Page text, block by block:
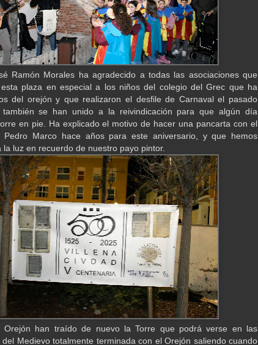
Ramón Morales ha agradecido a todas las asociaciones que
plaza en especial a los niños del colegio del Grec que ha
del orejón y que realizaron el desfile de Carnaval el pasado
se han unido a la reivindicación para que algún día
en pie. Ha explicado el motivo de hacer una pancarta con el
Pedro Marco hace años para este aniversario, y que hemos
la luz en recuerdo de nuestro payo pintor.
Orejón han traído de nuevo la Torre que podrá verse en las
Medievo totalmente terminada con el Orejón saliendo cuando